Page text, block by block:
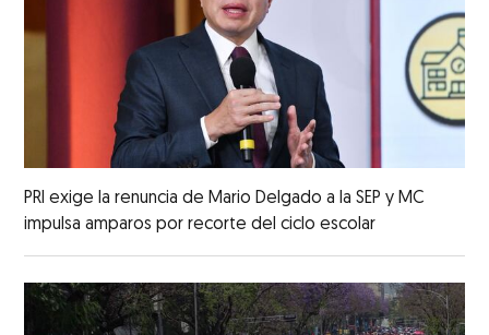
PRI exige la renuncia de Mario Delgado a la SEP y MC
impulsa amparos por recorte del ciclo escolar